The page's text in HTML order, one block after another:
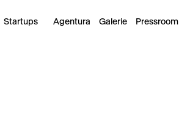
Startups Agentura Galerie Pressroom